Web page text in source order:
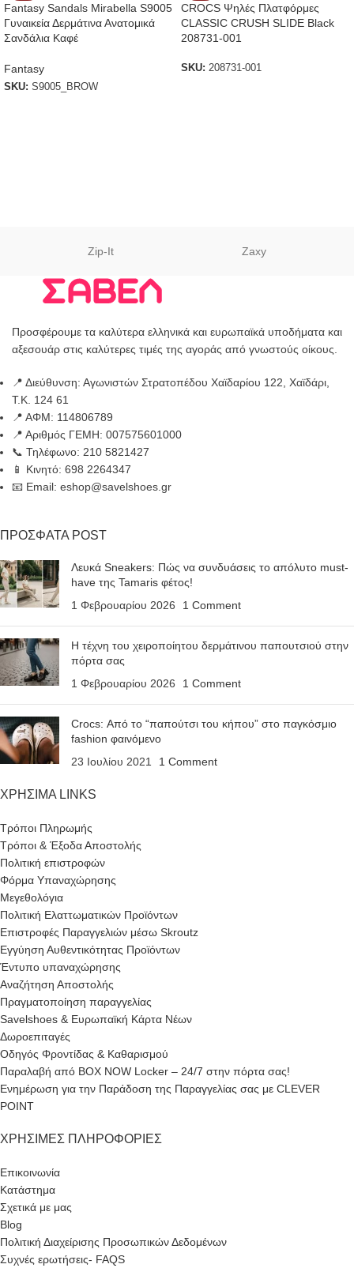
Fantasy Sandals Mirabella S9005
Γυναικεία Δερμάτινα Ανατομικά
Σανδάλια Καφέ
Fantasy
SKU: S9005_BROW
CROCS Ψηλές Πλατφόρμες
CLASSIC CRUSH SLIDE Black
208731-001
SKU: 208731-001
Zip-It Zaxy
Προσφέρουμε τα καλύτερα ελληνικά και ευρωπαϊκά υποδήματα και
αξεσουάρ στις καλύτερες τιμές της αγοράς από γνωστούς οίκους.
📍 Διεύθυνση: Αγωνιστών Στρατοπέδου Χαϊδαρίου 122, Χαϊδάρι,
Τ.Κ. 124 61
📍 ΑΦΜ: 114806789
📍 Αριθμός ΓΕΜΗ: 007575601000
📞 Τηλέφωνο: 210 5821427
📱 Κινητό: 698 2264347
📧 Email: eshop@savelshoes.gr
ΠΡΟΣΦΑΤΑ POST
Λευκά Sneakers: Πώς να συνδυάσεις το απόλυτο must-
have της Tamaris φέτος!
1 Φεβρουαρίου 2026
1 Comment
Η τέχνη του χειροποίητου δερμάτινου παπουτσιού στην
πόρτα σας
1 Φεβρουαρίου 2026
1 Comment
Crocs: Από το “παπούτσι του κήπου” στο παγκόσμιο
fashion φαινόμενο
23 Ιουλίου 2021
1 Comment
ΧΡΗΣΙΜΑ LINKS
Τρόποι Πληρωμής
Τρόποι & Έξοδα Αποστολής
Πολιτική επιστροφών
Φόρμα Υπαναχώρησης
Μεγεθολόγια
Πολιτική Ελαττωματικών Προϊόντων
Επιστροφές Παραγγελιών μέσω Skroutz
Εγγύηση Αυθεντικότητας Προϊόντων
Έντυπο υπαναχώρησης
Αναζήτηση Αποστολής
Πραγματοποίηση παραγγελίας
Savelshoes & Ευρωπαϊκή Κάρτα Νέων
Δωροεπιταγές
Οδηγός Φροντίδας & Καθαρισμού
Παραλαβή από BOX NOW Locker – 24/7 στην πόρτα σας!
Ενημέρωση για την Παράδοση της Παραγγελίας σας με CLEVER
POINT
ΧΡΉΣΙΜΕΣ ΠΛΗΡΟΦΟΡΊΕΣ
Επικοινωνία
Κατάστημα
Σχετικά με μας
Blog
Πολιτική Διαχείρισης Προσωπικών Δεδομένων
Συχνές ερωτήσεις- FAQS